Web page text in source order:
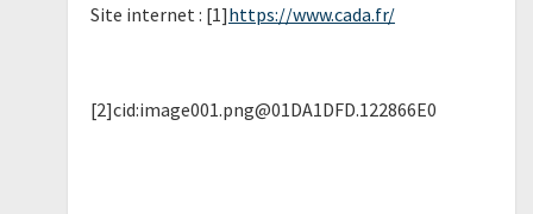
Site internet : [1]https://www.cada.fr/
[2]cid:image001.png@01DA1DFD.122866E0